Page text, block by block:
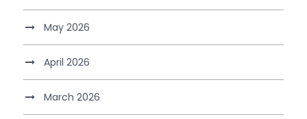
May 2026
April 2026
March 2026